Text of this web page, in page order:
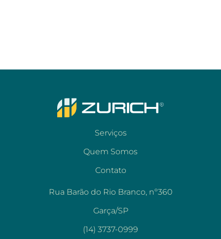
Serviços
Quem Somos
Contato
Rua Barão do Rio Branco, nº360
Garça/SP
(14) 3737-0999